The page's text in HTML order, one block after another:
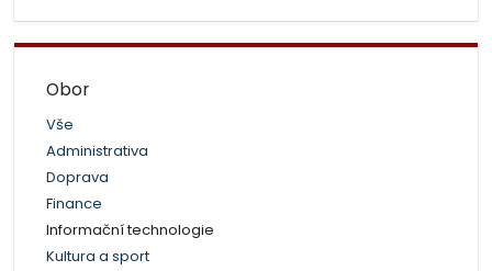
Obor
Vše
Administrativa
Doprava
Finance
Informační technologie
Kultura a sport